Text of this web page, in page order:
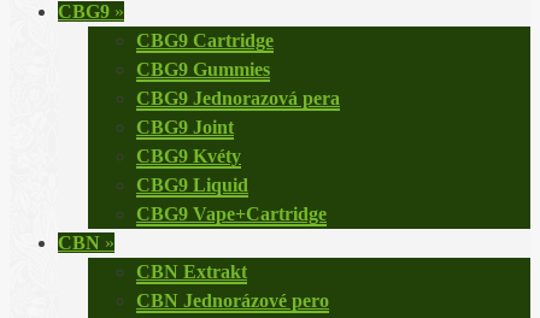
CBG9 »
CBG9 Cartridge
CBG9 Gummies
CBG9 Jednorazová pera
CBG9 Joint
CBG9 Kvéty
CBG9 Liquid
CBG9 Vape+Cartridge
CBN »
CBN Extrakt
CBN Jednorázové pero